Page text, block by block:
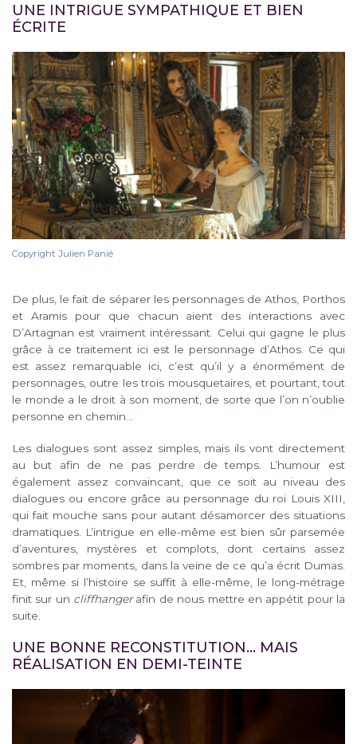
UNE INTRIGUE SYMPATHIQUE ET BIEN
ÉCRITE
Copyright Julien Panié
De plus, le fait de séparer les personnages de Athos, Porthos
et Aramis pour que chacun aient des interactions avec
D’Artagnan est vraiment intéressant. Celui qui gagne le plus
grâce à ce traitement ici est le personnage d’Athos. Ce qui
est assez remarquable ici, c’est qu’il y a énormément de
personnages, outre les trois mousquetaires, et pourtant, tout
le monde a le droit à son moment, de sorte que l’on n’oublie
personne en chemin…
Les dialogues sont assez simples, mais ils vont directement
au but afin de ne pas perdre de temps. L’humour est
également assez convaincant, que ce soit au niveau des
dialogues ou encore grâce au personnage du roi Louis XIII,
qui fait mouche sans pour autant désamorcer des situations
dramatiques. L’intrigue en elle-même est bien sûr parsemée
d’aventures, mystères et complots, dont certains assez
sombres par moments, dans la veine de ce qu’a écrit Dumas.
Et, même si l’histoire se suffit à elle-même, le long-métrage
finit sur un cliffhangerafin de nous mettre en appétit pour la
suite.
UNE BONNE RECONSTITUTION… MAIS
RÉALISATION EN DEMI-TEINTE